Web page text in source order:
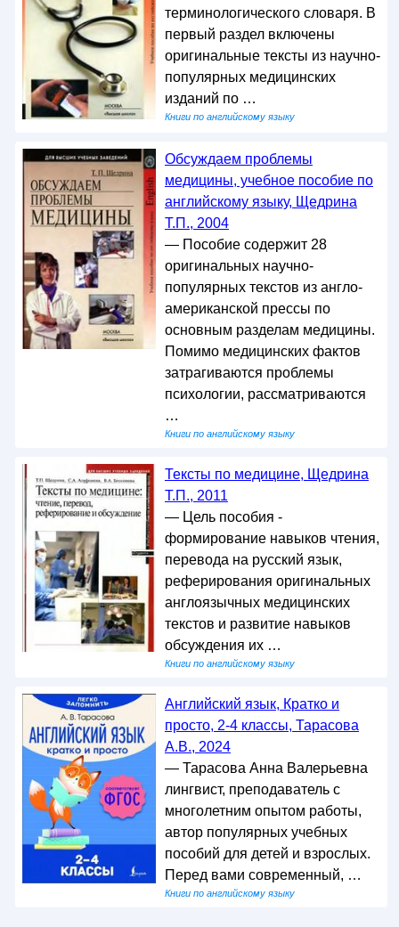
терминологического словаря. В
первый раздел включены
оригинальные тексты из научно-
популярных медицинских
изданий по …
Книги по английскому языку
Обсуждаем проблемы
медицины, учебное пособие по
английскому языку, Щедрина
Т.П., 2004
— Пособие содержит 28
оригинальных научно-
популярных текстов из англо-
американской прессы по
основным разделам медицины.
Помимо медицинских фактов
затрагиваются проблемы
психологии, рассматриваются
…
Книги по английскому языку
Тексты по медицине, Щедрина
Т.П., 2011
— Цель пособия -
формирование навыков чтения,
перевода на русский язык,
реферирования оригинальных
англоязычных медицинских
текстов и развитие навыков
обсуждения их …
Книги по английскому языку
Английский язык, Кратко и
просто, 2-4 классы, Тарасова
А.В., 2024
— Тарасова Анна Валерьевна
лингвист, преподаватель с
многолетним опытом работы,
автор популярных учебных
пособий для детей и взрослых.
Перед вами современный, …
Книги по английскому языку